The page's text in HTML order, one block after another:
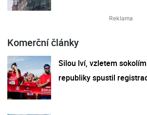
Komerční články
Silou lví, vzletem
republiky spustil